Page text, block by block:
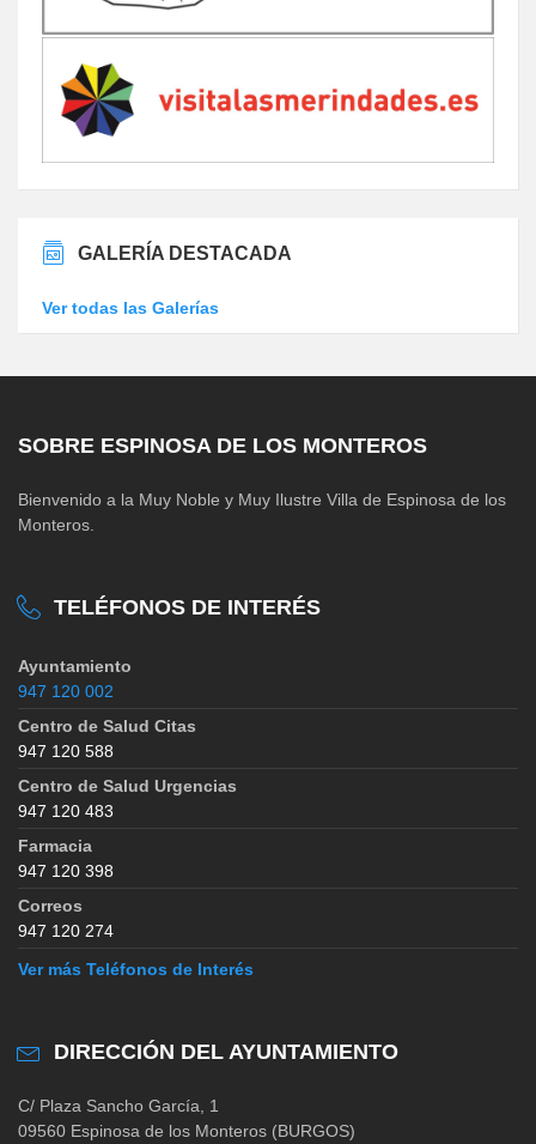
GALERÍA DESTACADA
Ver todas las Galerías
SOBRE ESPINOSA DE LOS MONTEROS
Bienvenido a la Muy Noble y Muy Ilustre Villa de Espinosa de los
Monteros.
TELÉFONOS DE INTERÉS
Ayuntamiento
947 120 002
Centro de Salud Citas
947 120 588
Centro de Salud Urgencias
947 120 483
Farmacia
947 120 398
Correos
947 120 274
Ver más Teléfonos de Interés
DIRECCIÓN DEL AYUNTAMIENTO
C/ Plaza Sancho García, 1
09560 Espinosa de los Monteros (BURGOS)